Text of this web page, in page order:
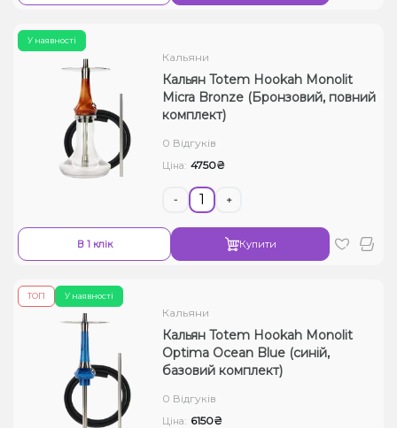
У наявності
Кальяни
Кальян Totem Hookah Monolit
Micra Bronze (Бронзовий, повний
комплект)
0 Відгуків
Ціна: 4750₴
- +
В 1 клік Купити
У наявності
ТОП
Кальяни
Кальян Totem Hookah Monolit
Optima Ocean Blue (синій,
базовий комплект)
0 Відгуків
Ціна: 6150₴